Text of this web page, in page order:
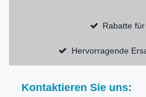
Rabatte
Hervorragende
Kontaktieren Sie uns: